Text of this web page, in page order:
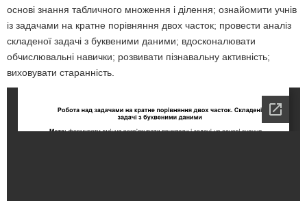
основі знання табличного множення і ділення; ознайомити учнів
із задачами на кратне порівняння двох часток; провести аналіз
складеної задачі з буквеними даними; вдосконалювати
обчислювальні навички; розвивати пізнавальну активність;
виховувати старанність.